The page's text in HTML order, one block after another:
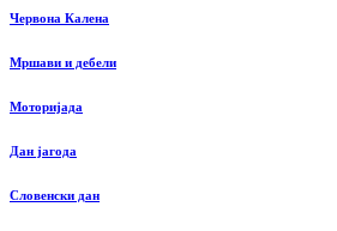
Червона Калена
Мршави и дебели
Моторијада
Дан јагода
Словенски дан